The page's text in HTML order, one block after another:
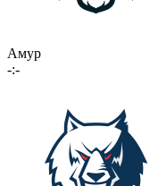
Амур
-:-